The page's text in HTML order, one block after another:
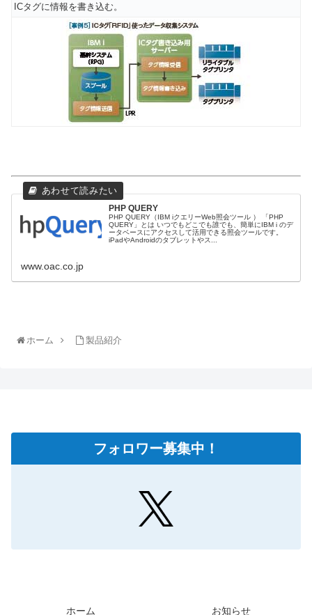
ICタグに情報を書き込む。
PHP QUERY
PHP QUERY（IBM iクエリーWeb照会ツール ） 「PHP
QUERY」とは いつでもどこでも誰でも、簡単にIBM i のデ
ータベースにアクセスして活用できる照会ツールです。
iPadやAndroidのタブレットやス...
www.oac.co.jp
ホーム 製品紹介
フォロワー募集中！
ホーム お知らせ